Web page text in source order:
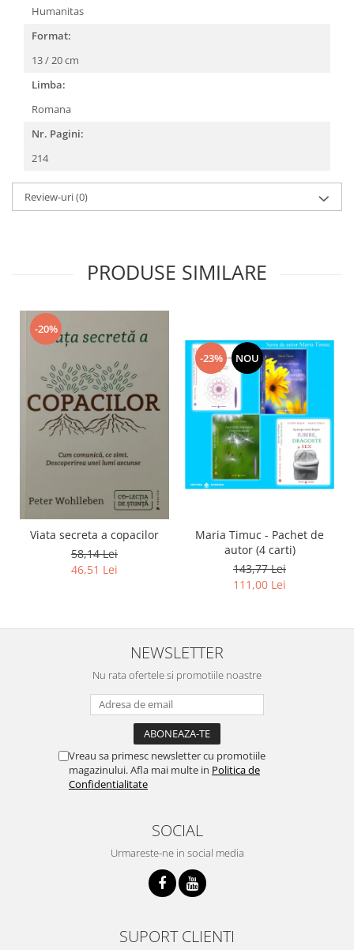
Humanitas
Format:
13 / 20 cm
Limba:
Romana
Nr. Pagini:
214
Review-uri(0)
PRODUSE SIMILARE
-20%
Viata secreta a copacilor
58,14 Lei
46,51 Lei
-23% NOU
Maria Timuc - Pachet de
autor (4 carti)
143,77 Lei
111,00 Lei
NEWSLETTER
Nu rata ofertele si promotiile noastre
Vreau sa primesc newsletter cu promotiile
magazinului. Afla mai multe in Politica de
Confidentialitate
SOCIAL
Urmareste-ne in social media
SUPORT CLIENTI